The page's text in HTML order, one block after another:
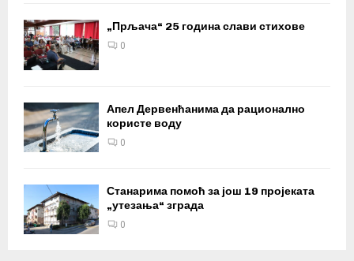
„Прљача“ 25 година слави стихове
0
Апел Дервенћанима да рационално
користе воду
0
Станарима помоћ за још 19 пројеката
„утезања“ зграда
0